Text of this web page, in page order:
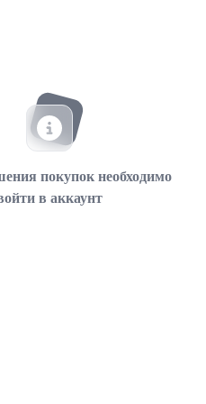
покупок необходимо
в аккаунт